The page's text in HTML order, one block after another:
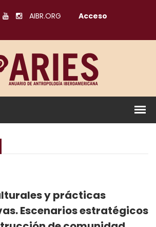
AIBR.ORG Acceso
y prácticas
Escenarios estratégicos